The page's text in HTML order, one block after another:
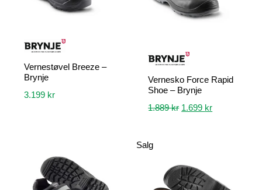
Vernestøvel Breeze –
Brynje
3.199 kr
varianter.
Alternativene
Vernesko Force Rapid
Shoe – Brynje
1.889kr Opprinnelig
1.699 krNåværende
produktet
varianter.
Salg